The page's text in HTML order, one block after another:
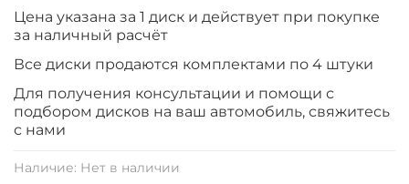
Наличие: Нет в наличии
Цена указана за 1 диск и действует при покупке
за наличный расчёт
Все диски продаютcя комплектами по 4 штуки
Для получения консультации и помощи с
подбором дисков на ваш автомобиль, свяжитесь
с нами